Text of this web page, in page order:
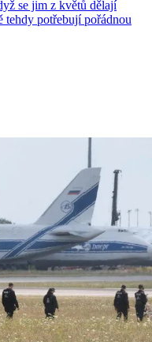
se jim z květů dělají
tehdy potřebují pořádnou